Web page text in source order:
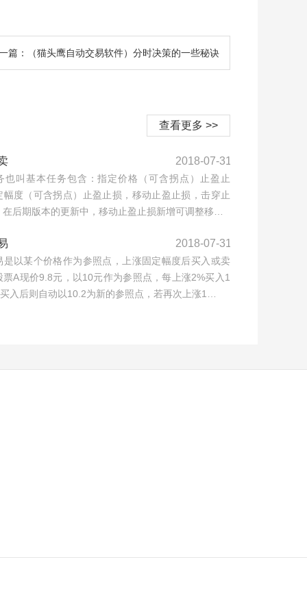
篇：（猫头鹰自动交易软件）分时决策的一些秘诀
查看更多 >>
2018-07-31
也叫基本任务包含：指定价格（可含拐点）止盈止
幅度（可含拐点）止盈止损，移动止盈止损，击穿止
在后期版本的更新中，移动止盈止损新增可调整移…
2018-07-31
是以某个价格作为参照点，上涨固定幅度后买入或卖
票A现价9.8元，以10元作为参照点，每上涨2%买入1
入后则自动以10.2为新的参照点，若再次上涨1…